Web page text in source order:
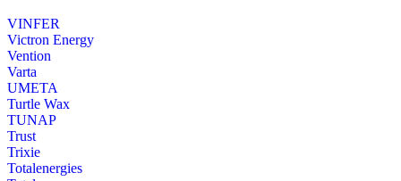
VINFER
Victron Energy
Vention
Varta
UMETA
Turtle Wax
TUNAP
Trust
Trixie
Totalenergies